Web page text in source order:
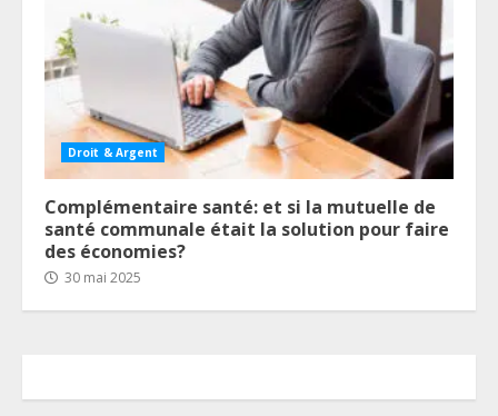
Droit & Argent
Complémentaire santé: et si la mutuelle de
santé communale était la solution pour faire
des économies?
30 mai 2025